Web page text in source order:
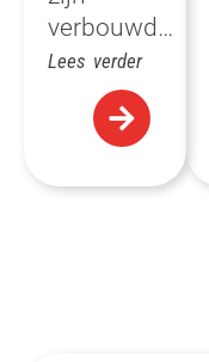
verbouwd…
Lees verder